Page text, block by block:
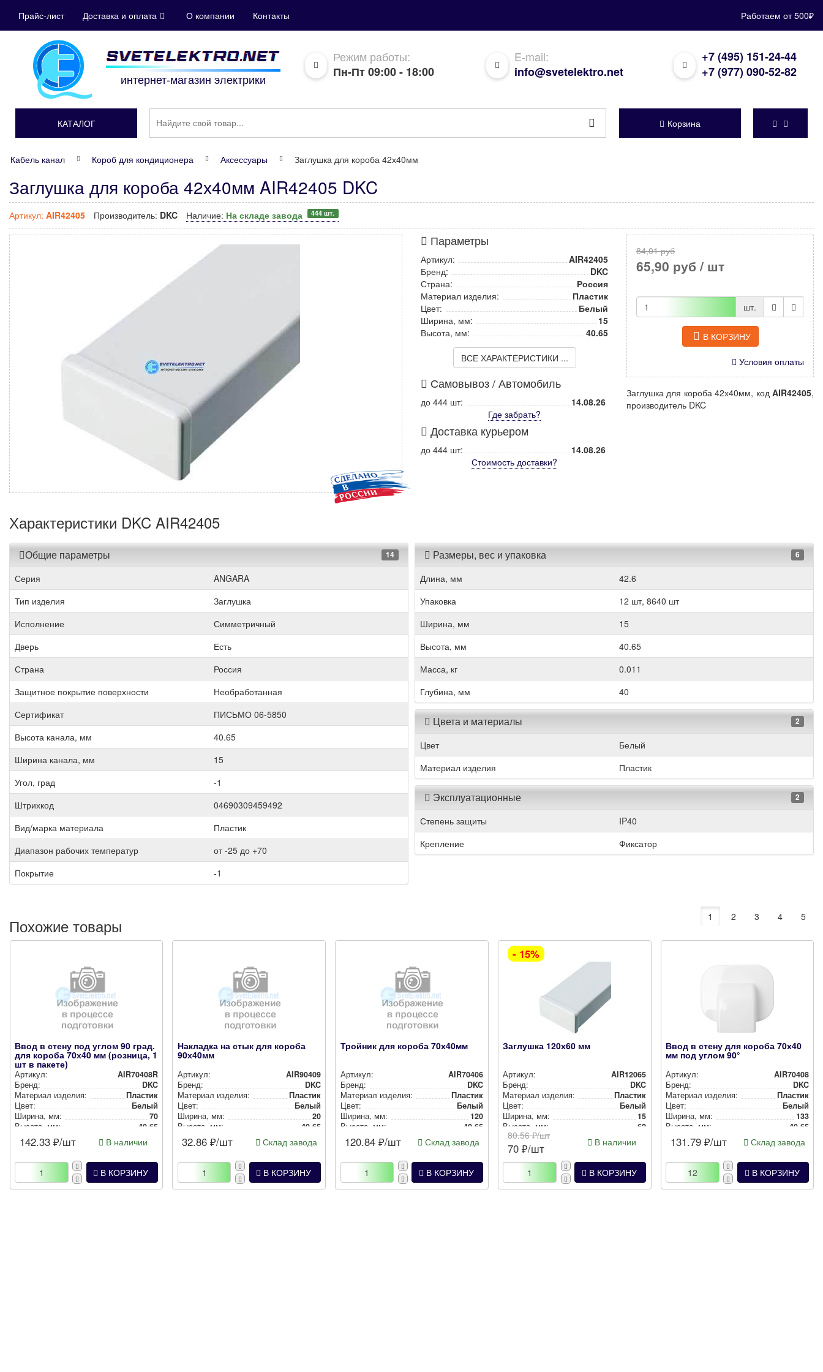
Прайс-лист Доставка и оплата О компании Контакты Работаем от 500₽
интернет-магазин электрики
Режим работы:
Пн-Пт 09:00 - 18:00
E-mail:
info@svetelektro.net
+7 (495) 151-24-44
+7 (977) 090-52-82
КАТАЛОГ Корзина
Кабель канал Короб для кондиционера Аксессуары Заглушка для короба 42х40мм
Заглушка для короба 42х40мм AIR42405 DKC
Артикул: AIR42405 Производитель: DKC Наличие: На складе завода 444 шт.
Параметры
Артикул:
AIR42405
Бренд:
DKC
Страна:
Россия
Материал изделия:
Пластик
Цвет:
Белый
Ширина, мм:
15
Высота, мм:
40.65
ВСЕ ХАРАКТЕРИСТИКИ ...
Самовывоз / Автомобиль
до 444 шт:
14.08.26
Где забрать?
Доставка курьером
до 444 шт:
14.08.26
Стоимость доставки?
84,01 руб
65,90 руб / шт
шт.
В КОРЗИНУ
Условия оплаты
Заглушка для короба 42х40мм, код AIR42405,
производитель DKC
Характеристики DKC AIR42405
Общие параметры 14
Серия
ANGARA
Тип изделия
Заглушка
Исполнение
Симметричный
Дверь
Есть
Страна
Россия
Защитное покрытие поверхности
Необработанная
Сертификат
ПИСЬМО 06-5850
Высота канала, мм
40.65
Ширина канала, мм
15
Угол, град
-1
Штрихкод
04690309459492
Вид/марка материала
Пластик
Диапазон рабочих температур
от -25 до +70
Покрытие
-1
Размеры, вес и упаковка 6
Длина, мм
42.6
Упаковка
12 шт, 8640 шт
Ширина, мм
15
Высота, мм
40.65
Масса, кг
0.011
Глубина, мм
40
Цвета и материалы 2
Цвет
Белый
Материал изделия
Пластик
Эксплуатационные 2
Степень защиты
IP40
Крепление
Фиксатор
Похожие товары 1 2 3 4 5
Ввод в стену под углом 90 град.
для короба 70х40 мм (розница, 1
шт в пакете)
Артикул:
AIR70408R
Бренд:
DKC
Материал изделия:
Пластик
Цвет:
Белый
Ширина, мм:
70
Высота, мм:
40.65
142.33 ₽/шт В наличии
В КОРЗИНУ
Накладка на стык для короба
90х40мм
Артикул:
AIR90409
Бренд:
DKC
Материал изделия:
Пластик
Цвет:
Белый
Ширина, мм:
20
Высота, мм:
40.65
32.86 ₽/шт Склад завода
В КОРЗИНУ
Тройник для короба 70х40мм
Артикул:
AIR70406
Бренд:
DKC
Материал изделия:
Пластик
Цвет:
Белый
Ширина, мм:
120
Высота, мм:
40.65
120.84 ₽/шт Склад завода
В КОРЗИНУ
- 15%
Заглушка 120х60 мм
Артикул:
AIR12065
Бренд:
DKC
Материал изделия:
Пластик
Цвет:
Белый
Ширина, мм:
15
Высота, мм:
62
80.56₽/шт
70 ₽/шт В наличии
В КОРЗИНУ
Ввод в стену для короба 70х40
мм под углом 90°
Артикул:
AIR70408
Бренд:
DKC
Материал изделия:
Пластик
Цвет:
Белый
Ширина, мм:
133
Высота, мм:
40.65
131.79 ₽/шт Склад завода
В КОРЗИНУ